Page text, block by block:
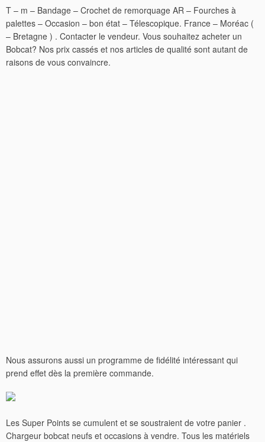
T – m – Bandage – Crochet de remorquage AR – Fourches à
palettes – Occasion – bon état – Télescopique. France – Moréac (
– Bretagne ) . Contacter le vendeur. Vous souhaitez acheter un
Bobcat? Nos prix cassés et nos articles de qualité sont autant de
raisons de vous convaincre.
Nous assurons aussi un programme de fidélité intéressant qui
prend effet dès la première commande.
Les Super Points se cumulent et se soustraient de votre panier .
Chargeur bobcat neufs et occasions à vendre. Tous les matériels